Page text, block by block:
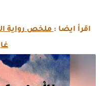
اقرأ ايضا :ملخص رواية